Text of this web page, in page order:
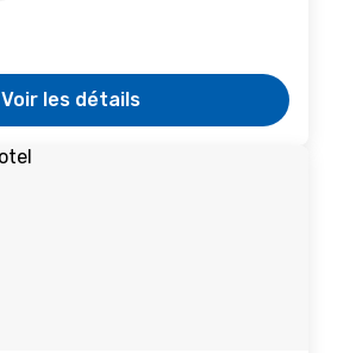
Voir les détails